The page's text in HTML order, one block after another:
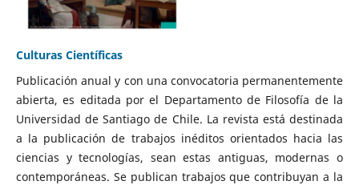
Culturas Científicas
Publicación anual y con una convocatoria permanentemente
abierta, es editada por el Departamento de Filosofía de la
Universidad de Santiago de Chile. La revista está destinada
a la publicación de trabajos inéditos orientados hacia las
ciencias y tecnologías, sean estas antiguas, modernas o
contemporáneas. Se publican trabajos que contribuyan a la